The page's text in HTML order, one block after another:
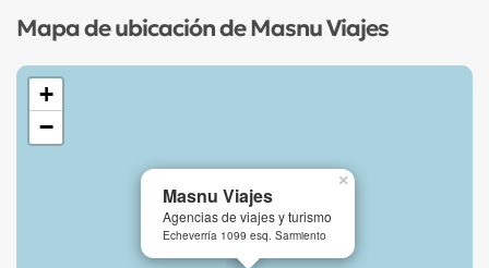
Mapa de ubicación de Masnu Viajes
Masnu Viajes
Agencias de viajes y turismo
Echeverría 1099 esq. Sarmiento
×
+
−